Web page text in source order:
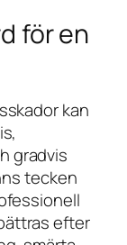
för en
kan
gradvis
tecken
efter